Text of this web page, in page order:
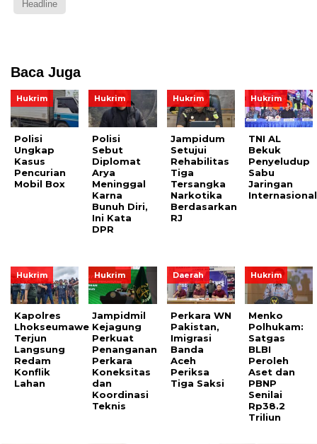
Headline
Baca Juga
Hukrim
Polisi
Ungkap
Kasus
Pencurian
Mobil Box
Hukrim
Polisi
Sebut
Diplomat
Arya
Meninggal
Karna
Bunuh Diri,
Ini Kata
DPR
Hukrim
Jampidum
Setujui
Rehabilitas
Tiga
Tersangka
Narkotika
Berdasarkan
RJ
Hukrim
TNI AL
Bekuk
Penyeludup
Sabu
Jaringan
Internasional
Hukrim
Kapolres
Lhokseumawe
Terjun
Langsung
Redam
Konflik
Lahan
Hukrim
Jampidmil
Kejagung
Perkuat
Penanganan
Perkara
Koneksitas
dan
Koordinasi
Teknis
Daerah
Perkara WN
Pakistan,
Imigrasi
Banda
Aceh
Periksa
Tiga Saksi
Hukrim
Menko
Polhukam:
Satgas
BLBI
Peroleh
Aset dan
PBNP
Senilai
Rp38.2
Triliun